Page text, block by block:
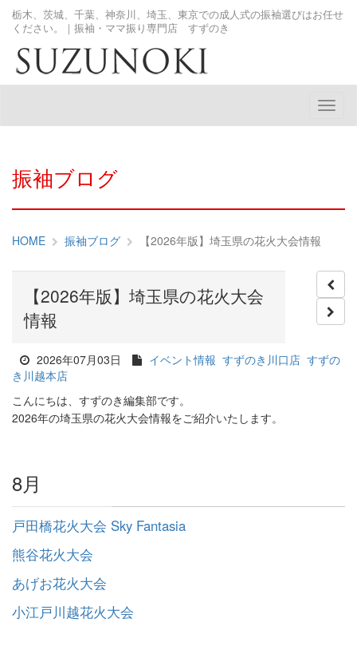
栃木、茨城、千葉、神奈川、埼玉、東京での成人式の振袖選びはお任せ
ください。｜振袖・ママ振り専門店 すずのき
メ
ニ
振袖ブログ
HOME 振袖ブログ 【2026年版】埼玉県の花火大会情報
【2026年版】埼玉県の花火大会
情報
2026年07月03日 イベント情報 すずのき川口店 すずの
き川越本店
こんにちは、すずのき編集部です。
2026年の埼玉県の花火大会情報をご紹介いたします。
8月
戸田橋花火大会 Sky Fantasia
熊谷花火大会
あげお花火大会
小江戸川越花火大会